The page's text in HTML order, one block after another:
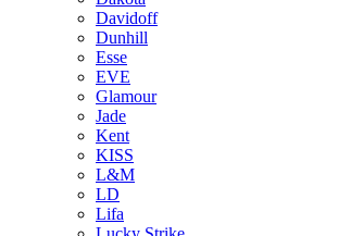
Davidoff
Dunhill
Esse
EVE
Glamour
Jade
Kent
KISS
L&M
LD
Lifa